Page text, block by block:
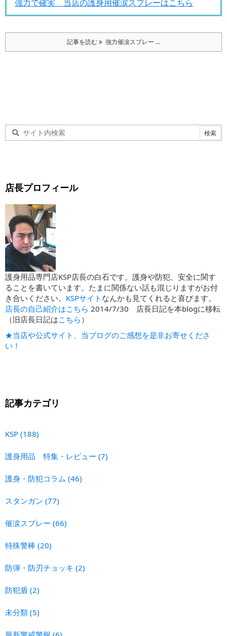
強力で確実 当店の護身用催涙スプレーはこちら
記事を読む 強力催涙スプレー ...
店長プロフィール
護身用品専門店KSP店長の白石です。護身や防犯、安全に関す
ることを書いています。たまに関係ない話も混じりますがお付
き合いください。 KSPサイト なんかも見てくれると喜びます。
店長の自己紹介はこちら 2014/7/30 店長日記を本blogに移転
（旧店長日記はこちら ）
★当店や公式サイト、当ブログのご感想を是非お寄せくださ
い！
記事カテゴリ
KSP (188)
護身用品 特集・レビュー (7)
護身・防犯コラム (46)
スタンガン (77)
催涙スプレー (66)
特殊警棒 (20)
防弾・防刃チョッキ (2)
防犯盾 (2)
未分類 (5)